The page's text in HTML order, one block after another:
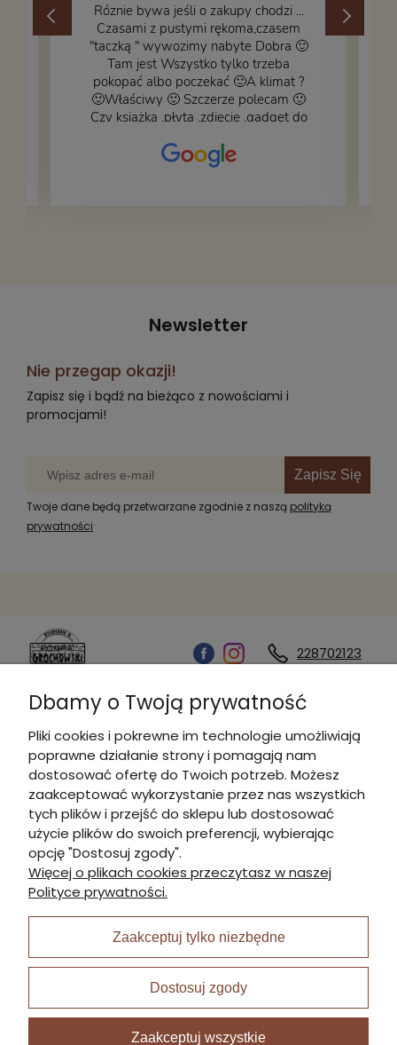
Róznie bywa jeśli o zakupy chodzi ...
Czasami z pustymi rękoma,czasem
"taczką " wywozimy nabyte Dobra 🙂
Tam jest Wszystko tylko trzeba
pokopać albo poczekać 🙂A klimat ?
🙂Właściwy 🙂 Szczerze polecam 🙂
Czy książka ,płyta ,zdjęcie ,gadget do
bank 🙂
Newsletter
Nie przegap okazji!
Zapisz się i bądź na bieżąco z nowościami i
promocjami!
Zapisz Się
Twoje dane będą przetwarzane zgodnie z naszą polityką
prywatności
228702123
Kontakt
Informacje
Płatności i dostawa
Moje konto
I Nagroda w plabiscycie:
Dbamy o Twoją prywatność
Pliki cookies i pokrewne im technologie umożliwiają
poprawne działanie strony i pomagają nam
dostosować ofertę do Twoich potrzeb. Możesz
zaakceptować wykorzystanie przez nas wszystkich
tych plików i przejść do sklepu lub dostosować
użycie plików do swoich preferencji, wybierając
opcję "Dostosuj zgody".
Więcej o plikach cookies przeczytasz w naszej
Polityce prywatności.
Zaakceptuj tylko niezbędne
Dostosuj zgody
Zaakceptuj wszystkie